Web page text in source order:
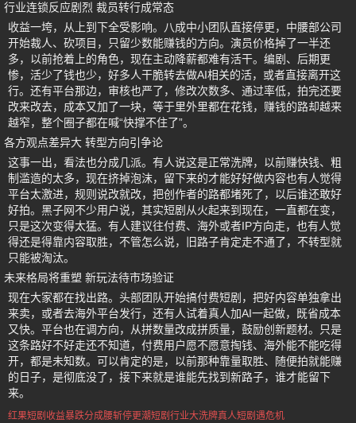
行业连锁反应剧烈 裁员转行成常态
收益一垮，从上到下全受影响。八成中小团队直接停更，中腰部公司
开始裁人、砍项目，只留少数能赚钱的方向。演员价格掉了一半还
多，以前抢着上的角色，现在主动降薪都难有活干。编剧、后期更
惨，活少了钱也少，好多人干脆转去做AI相关的活，或者直接离开这
行。还有平台那边，审核也严了，修改次数多、通过率低，拍完还要
改来改去，成本又加了一块，等于里外里都在花钱，赚钱的路却越来
越窄，整个圈子都在喊“快撑不住了”。
各方观点差异大 转型方向引争论
这事一出，看法也分成几派。有人说这是正常洗牌，以前赚快钱、粗
制滥造的太多，现在挤掉泡沫，留下来的才能好好做内容也有人觉得
平台太激进，规则说改就改，把创作者的路都堵死了，以后谁还敢好
好拍。黑子网不少用户说，其实短剧从火起来到现在，一直都在变，
只是这次变得太猛。有人建议往付费、海外或者IP方向走，也有人觉
得还是得靠内容取胜，不管怎么说，旧路子肯定走不通了，不转型就
只能被淘汰。
未来格局将重塑 新玩法待市场验证
现在大家都在找出路。头部团队开始搞付费短剧，把好内容单独拿出
来卖，或者去海外平台发行，还有人试着真人加AI一起做，既省成本
又快。平台也在调方向，从拼数量改成拼质量，鼓励创新题材。只是
这条路好不好走还不知道，付费用户愿不愿意掏钱、海外能不能吃得
开，都是未知数。可以肯定的是，以前那种靠量取胜、随便拍就能赚
的日子，是彻底没了，接下来就是谁能先找到新路子，谁才能留下
来。
红果短剧收益暴跌分成腰斩停更潮短剧行业大洗牌真人短剧遇危机